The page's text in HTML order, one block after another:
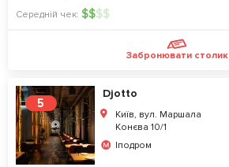
Середній чек: $$$$
Забронювати столик
5
Djotto
Київ, вул. Маршала
Конєва 10/1
Іподром